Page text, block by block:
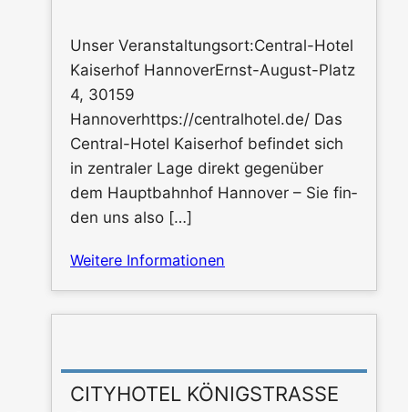
Unser Veranstaltungsort:Central-Hotel
Kai­ser­hof Han­no­ver­Ernst-August-Platz
4, 30159
Hannoverhttps://centralhotel.de/ Das
Cen­tral-Hotel Kai­ser­hof befin­det sich
in zen­tra­ler Lage direkt gegen­über
dem Haupt­bahn­hof Han­no­ver – Sie fin­
den uns also […]
Wei­te­re Informationen
CITYHOTEL KÖNIGSTRASSE